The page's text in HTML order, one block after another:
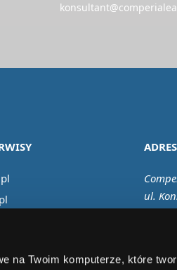
na Twoim komputerze, które
ADRES
ul.
02-